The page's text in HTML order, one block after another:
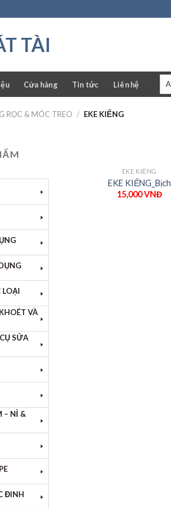
Cửa hàng Tin tức Liên hệ
RỌC & MÓC TREO / EKE KIẾNG
LOẠI
VÀ
SỬA
– NỈ &
ĐINH
EKE KIẾNG
EKE KIẾNG_Bịch
15,000VNĐ